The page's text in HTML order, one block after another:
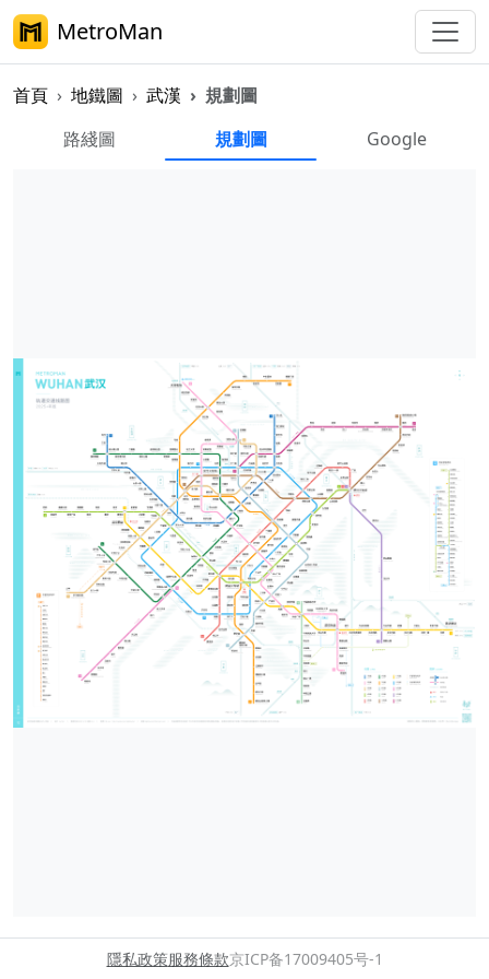
MetroMan
首頁 地鐵圖 武漢 規劃圖
武漢地鐵規劃圖
路綫圖 規劃圖 Google
隱私政策服務條款京ICP备17009405号-1